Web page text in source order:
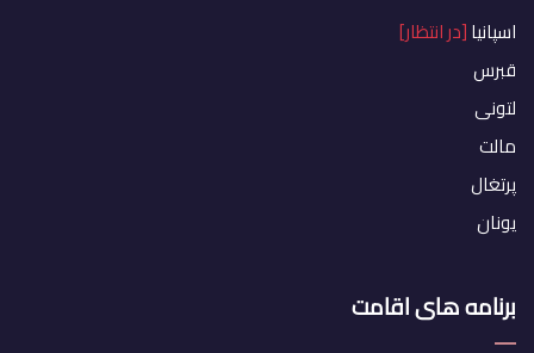
اسپانیا[در انتظار]
قبرس
لتونی
مالت
پرتغال
یونان
برنامه های اقامت